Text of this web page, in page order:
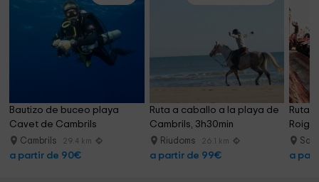
Bautizo de buceo playa
Cavet de Cambrils
Cambrils 29.4 km
a partir de 90€
Ruta a caballo a la playa de
Cambrils, 3h30min
Riudoms 26.1 km
a partir de 99€
Ruta
Roig
a